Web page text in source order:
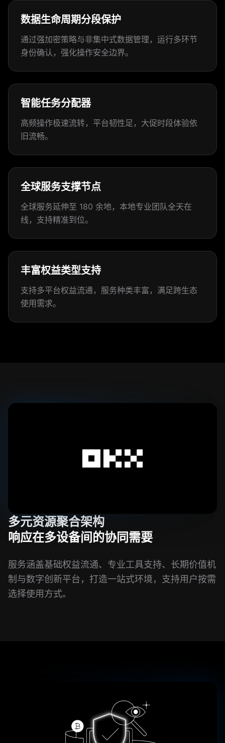
数据生命周期分段保护
通过强加密策略与非集中式数据管理，运行多环节
身份确认，强化操作安全边界。
智能任务分配器
高频操作极速流转，平台韧性足，大促时段体验依
旧流畅。
全球服务支撑节点
全球服务延伸至 180 余地，本地专业团队全天在
线，支持精准到位。
丰富权益类型支持
支持多平台权益流通，服务种类丰富，满足跨生态
使用需求。
多元资源聚合架构
响应在多设备间的协同需要
服务涵盖基础权益流通、专业工具支持、长期价值机
制与数字创新平台，打造一站式环境，支持用户按需
选择使用方式。